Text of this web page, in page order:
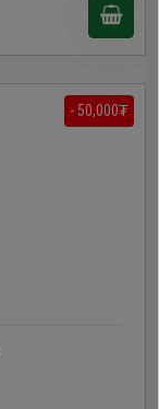
- 50,000₮